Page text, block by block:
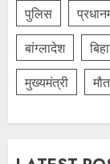
पुलिस
बांग्लादेश
मुख्यमंत्री
मौत